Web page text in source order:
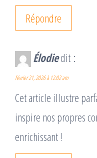
Répondre
Élodiedit :
février 21, 2026 à 12:02 am
Cet article illustre
inspire nos propres
enrichissant !